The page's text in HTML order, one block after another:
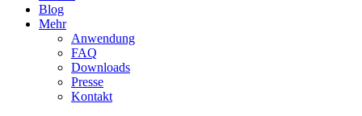
Blog
Mehr
Anwendung
FAQ
Downloads
Presse
Kontakt